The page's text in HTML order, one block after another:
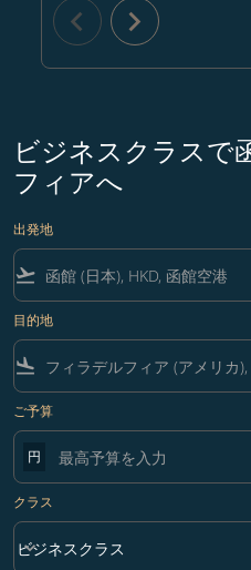
chevron_left chevron_right
ビジネスクラスで
フィアへ
出発地
flight_takeoff
目的地
flight_land
ご予算
円
クラス
クラス option ビジネスクラス
ビジネスクラス
keyboard_arrow_down